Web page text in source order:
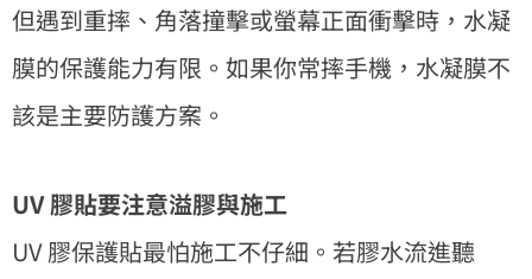
但遇到重摔、角落撞擊或螢幕正面衝擊時，水凝
膜的保護能力有限。如果你常摔手機，水凝膜不
該是主要防護方案。
UV 膠貼要注意溢膠與施工
UV 膠保護貼最怕施工不仔細。若膠水流進聽